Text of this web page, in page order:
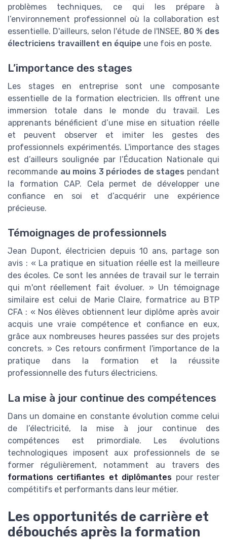
problèmes techniques, ce qui les prépare à
l’environnement professionnel où la collaboration est
essentielle. D'ailleurs, selon l'étude de l'INSEE, 80 % des
électriciens travaillent en équipe une fois en poste.
L’importance des stages
Les stages en entreprise sont une composante
essentielle de la formation electricien. Ils offrent une
immersion totale dans le monde du travail. Les
apprenants bénéficient d’une mise en situation réelle
et peuvent observer et imiter les gestes des
professionnels expérimentés. L'importance des stages
est d’ailleurs soulignée par l’Éducation Nationale qui
recommande au moins 3 périodes de stages pendant
la formation CAP. Cela permet de développer une
confiance en soi et d’acquérir une expérience
précieuse.
Témoignages de professionnels
Jean Dupont, électricien depuis 10 ans, partage son
avis : « La pratique en situation réelle est la meilleure
des écoles. Ce sont les années de travail sur le terrain
qui m'ont réellement fait évoluer. » Un témoignage
similaire est celui de Marie Claire, formatrice au BTP
CFA : « Nos élèves obtiennent leur diplôme après avoir
acquis une vraie compétence et confiance en eux,
grâce aux nombreuses heures passées sur des projets
concrets. » Ces retours confirment l'importance de la
pratique dans la formation et la réussite
professionnelle des futurs électriciens.
La mise à jour continue des compétences
Dans un domaine en constante évolution comme celui
de l’électricité, la mise à jour continue des
compétences est primordiale. Les évolutions
technologiques imposent aux professionnels de se
former régulièrement, notamment au travers des
formations certifiantes et diplômantes pour rester
compétitifs et performants dans leur métier.
Les opportunités de carrière et
débouchés après la formation